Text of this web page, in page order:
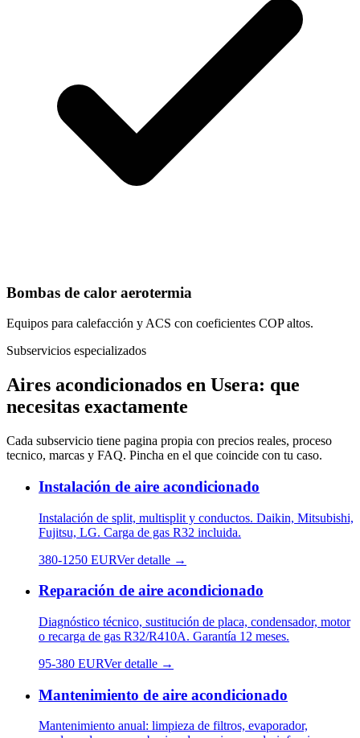
Bombas de calor aerotermia
Equipos para calefacción y ACS con coeficientes COP altos.
Subservicios especializados
Aires acondicionados en Usera: que
necesitas exactamente
Cada subservicio tiene pagina propia con precios reales, proceso
tecnico, marcas y FAQ. Pincha en el que coincide con tu caso.
Instalación de aire acondicionado
Instalación de split, multisplit y conductos. Daikin, Mitsubishi,
Fujitsu, LG. Carga de gas R32 incluida.
380-1250 EURVer detalle →
Reparación de aire acondicionado
Diagnóstico técnico, sustitución de placa, condensador, motor
o recarga de gas R32/R410A. Garantía 12 meses.
95-380 EURVer detalle →
Mantenimiento de aire acondicionado
Mantenimiento anual: limpieza de filtros, evaporador,